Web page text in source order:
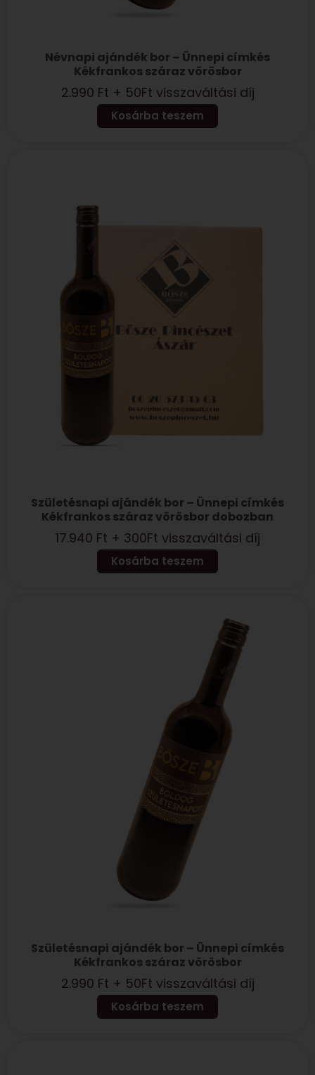
Névnapi ajándék bor – Ünnepi címkés
Kékfrankos száraz vörösbor
2.990 Ft + 50Ft visszaváltási díj
Kosárba teszem
Születésnapi ajándék bor – Ünnepi címkés
Kékfrankos száraz vörösbor dobozban
17.940 Ft + 300Ft visszaváltási díj
Kosárba teszem
Születésnapi ajándék bor – Ünnepi címkés
Kékfrankos száraz vörösbor
2.990 Ft + 50Ft visszaváltási díj
Kosárba teszem